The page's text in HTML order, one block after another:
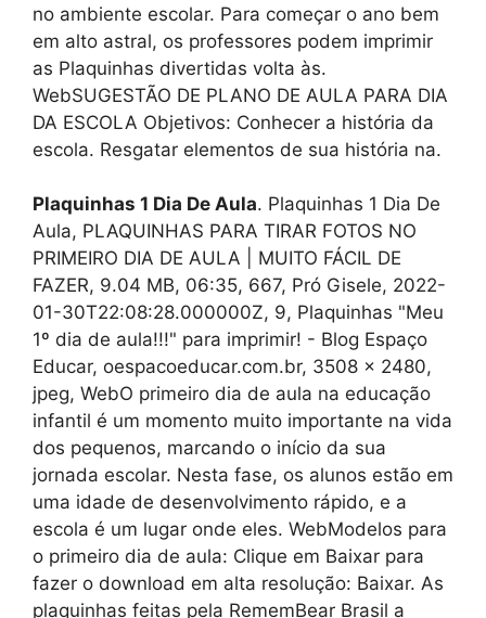
no ambiente escolar. Para começar o ano bem
em alto astral, os professores podem imprimir
as Plaquinhas divertidas volta às.
WebSUGESTÃO DE PLANO DE AULA PARA DIA
DA ESCOLA Objetivos: Conhecer a história da
escola. Resgatar elementos de sua história na.
Plaquinhas 1 Dia De Aula. Plaquinhas 1 Dia De
Aula, PLAQUINHAS PARA TIRAR FOTOS NO
PRIMEIRO DIA DE AULA | MUITO FÁCIL DE
FAZER, 9.04 MB, 06:35, 667, Pró Gisele, 2022-
01-30T22:08:28.000000Z, 9, Plaquinhas "Meu
1º dia de aula!!!" para imprimir! - Blog Espaço
Educar, oespacoeducar.com.br, 3508 x 2480,
jpeg, WebO primeiro dia de aula na educação
infantil é um momento muito importante na vida
dos pequenos, marcando o início da sua
jornada escolar. Nesta fase, os alunos estão em
uma idade de desenvolvimento rápido, e a
escola é um lugar onde eles. WebModelos para
o primeiro dia de aula: Clique em Baixar para
fazer o download em alta resolução: Baixar. As
plaquinhas feitas pela RememBear Brasil a